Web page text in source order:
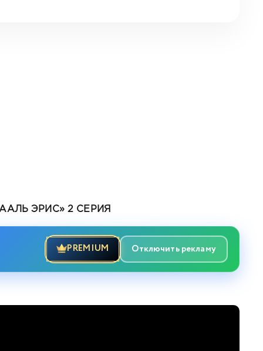
ЭРИС» 2 СЕРИЯ
PREMIUM Отключить рекламу